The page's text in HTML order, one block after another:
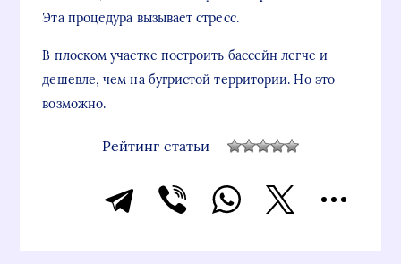
Эта процедура вызывает стресс.
В плоском участке построить бассейн легче и
дешевле, чем на бугристой территории. Но это
возможно.
Рейтинг статьи